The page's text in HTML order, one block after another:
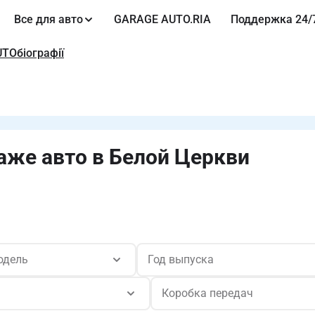
Все для авто GARAGE AUTO.RIA Поддержка 24/
авто в Белой Церкви
Год выпуска
Коробка передач